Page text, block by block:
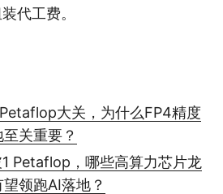
代工费。
大关，为什么FP4精度
关重要？
Petaflop，哪些高算力芯片龙
领跑AI落地？